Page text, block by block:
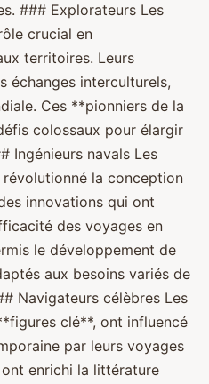
### Explorateurs Les
crucial en
territoires. Leurs
échanges interculturels,
Ces **pionniers de la
colossaux pour élargir
Ingénieurs navals Les
la conception
innovations qui ont
des voyages en
le développement de
aux besoins variés de
Navigateurs célèbres Les
clé**, ont influencé
par leurs voyages
enrichi la littérature